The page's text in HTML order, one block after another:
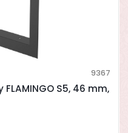
S5, 46 mm,
9367